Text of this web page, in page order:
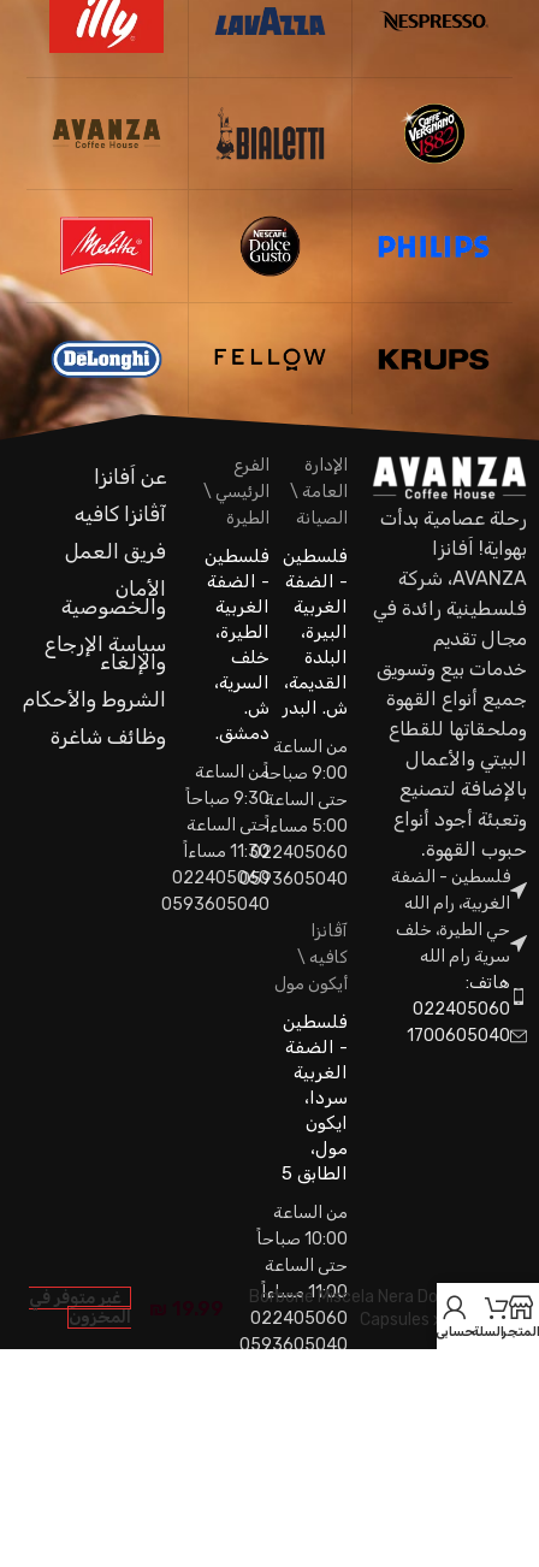
رحلة عصامية بدأت
بهواية! اَفانزا
AVANZA، شركة
فلسطينية رائدة في
مجال تقديم
خدمات بيع وتسويق
جميع أنواع القهوة
وملحقاتها للقطاع
البيتي والأعمال
بالإضافة لتصنيع
وتعبئة أجود أنواع
حبوب القهوة.
فلسطين - الضفة
الغربية، رام الله
حي الطيرة، خلف
سرية رام الله
هاتف:
022405060
1700605040
الإدارة
العامة \
الصيانة
فلسطين
- الضفة
الغربية
البيرة،
البلدة
القديمة،
ش. البدر
من الساعة
9:00 صباحاً
حتى الساعة
5:00 مساءاً
022405060
0593605040
الفرع
الرئيسي \
الطيرة
فلسطين
- الضفة
الغربية
الطيرة،
خلف
السرية،
ش.
دمشق.
من الساعة
9:30 صباحاً
حتى الساعة
11:30 مساءاً
022405060
0593605040
آڤانزا
كافيه \
أيكون مول
فلسطين
- الضفة
الغربية
سردا،
ايكون
مول،
الطابق 5
من الساعة
10:00 صباحاً
حتى الساعة
11:00 مساءاً
0593605040
عن اَفانزا
آڤانزا كافيه
فريق العمل
الأمان
والخصوصية
سياسة الإرجاع
والإلغاء
الشروط والأحكام
وظائف شاغرة
المتجرالسلةحسابي
Borbone Miscela Nera Dolce
Capsules x15
غير متوفر في
المخزون